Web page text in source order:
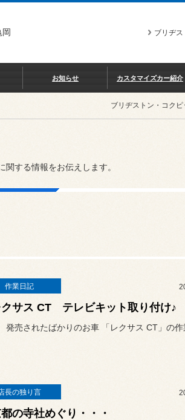
ブリヂス
お知らせ カスタマイズカー紹介
ブリヂストン・コク
する情報をお伝えします。
作業日記
クサス CT テレビキット取り付け♪
売されたばかりのお車 「レクサス CT」の作
長の独り言
の寺社めぐり・・・